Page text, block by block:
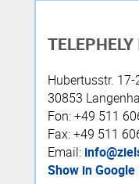
TELEPHELY
Hubertusstr. 17-
30853
Fon: +49 511
Fax: +49 511
Email:
Show in